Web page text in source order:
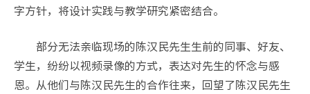
字方针，将设计实践与教学研究紧密结合。
部分无法亲临现场的陈汉民先生生前的同事、好友、
学生，纷纷以视频录像的方式，表达对先生的怀念与感
恩。从他们与陈汉民先生的合作往来，回望了陈汉民先生